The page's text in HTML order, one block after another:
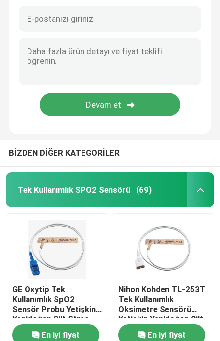
BİZDEN DİĞER KATEGORİLER
Tek Kullanımlık SPO2 Sensörü (69)
GE Oxytip Tek
Kullanımlık SpO2
Sensör Probu Yetişkin
Yenidoğan Cilt Streç
Kumaş
En iyi fiyat
Nihon Kohden TL-253T
Tek Kullanımlık
Oksimetre Sensörü
Yetişkin Yenidoğan Cilt
Streç Kumaş
En iyi fiyat